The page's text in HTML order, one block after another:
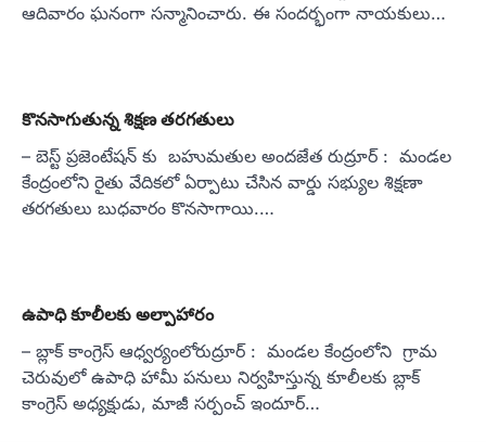
ఆదివారం ఘనంగా సన్మానించారు. ఈ సందర్భంగా నాయకులు…
కొనసాగుతున్న శిక్షణ తరగతులు
– బెస్ట్ ప్రజెంటేషన్ కు బహుమతుల అందజేత రుద్రూర్ : మండల
కేంద్రంలోని రైతు వేదికలో ఏర్పాటు చేసిన వార్డు సభ్యుల శిక్షణా
తరగతులు బుధవారం కొనసాగాయి.…
ఉపాధి కూలీలకు అల్పాహారం
– బ్లాక్ కాంగ్రెస్ ఆధ్వర్యంలోరుద్రూర్ : మండల కేంద్రంలోని గ్రామ
చెరువులో ఉపాధి హామీ పనులు నిర్వహిస్తున్న కూలీలకు బ్లాక్
కాంగ్రెస్ అధ్యక్షుడు, మాజీ సర్పంచ్ ఇందూర్…